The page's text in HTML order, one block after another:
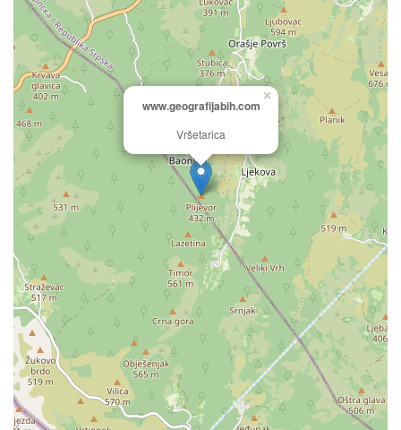
www.geografijabih.com
Vršetarica
×